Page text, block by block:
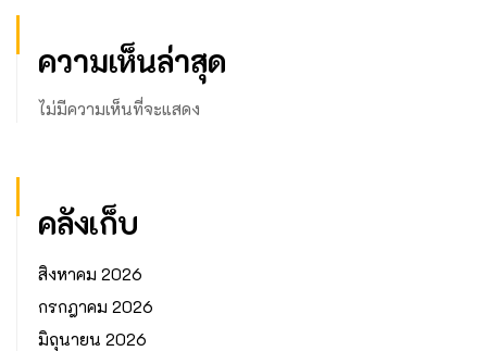
ความเห็นล่าสุด
ไม่มีความเห็นที่จะแสดง
คลังเก็บ
สิงหาคม 2026
กรกฎาคม 2026
มิถุนายน 2026